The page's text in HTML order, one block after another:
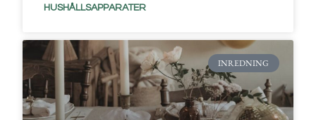
HUSHÅLLSAPPARATER
INREDNING